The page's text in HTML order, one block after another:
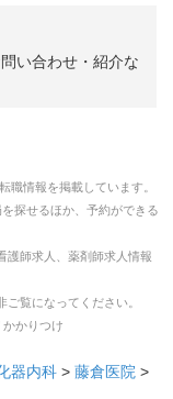
い合わせ・紹介な
職情報を掲載しています。
探せるほか、予約ができる
護師求人、薬剤師求人情報
覧になってください。
かりつけ
器内科 > 藤倉医院 >